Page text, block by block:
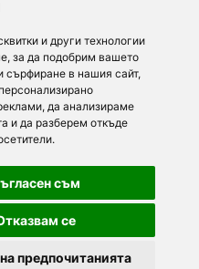
и други технологии
за да подобрим вашето
сърфиране в нашия сайт,
да анализираме
и да разберем откъде
съм
се
предпочитанията
order.bg
Digitalno Menu